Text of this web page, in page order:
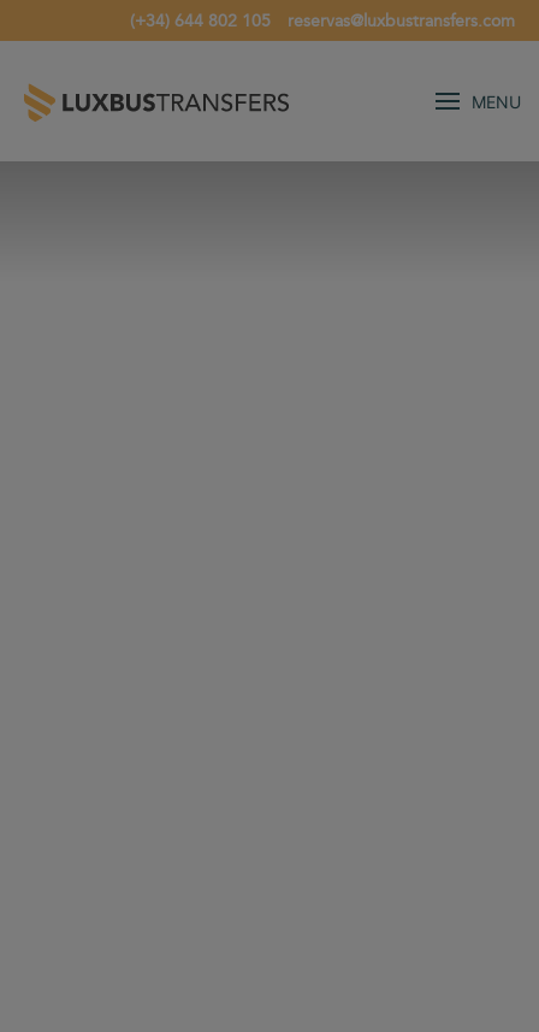
(+34) 644 802 105 reservas@luxbustransfers.com
MENU